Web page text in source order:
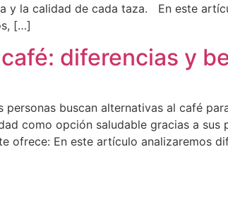
y la calidad de cada taza. En este
[…]
diferencias y
buscan alternativas al café
como opción saludable gracias a
ofrece: En este artículo analizaremos